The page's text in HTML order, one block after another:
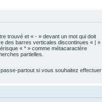
trouvé et « - » devant un mot qui doit
des barres verticales discontinues « | »
« * » comme métacaractère
partielles.
partout si vous souhaitez effectuer